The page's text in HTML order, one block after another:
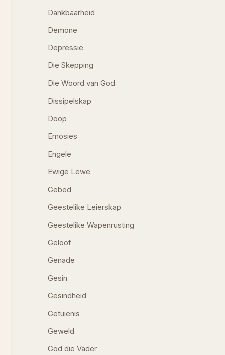
Dankbaarheid
Demone
Depressie
Die Skepping
Die Woord van God
Dissipelskap
Doop
Emosies
Engele
Ewige Lewe
Gebed
Geestelike Leierskap
Geestelike Wapenrusting
Geloof
Genade
Gesin
Gesindheid
Getuienis
Geweld
God die Vader